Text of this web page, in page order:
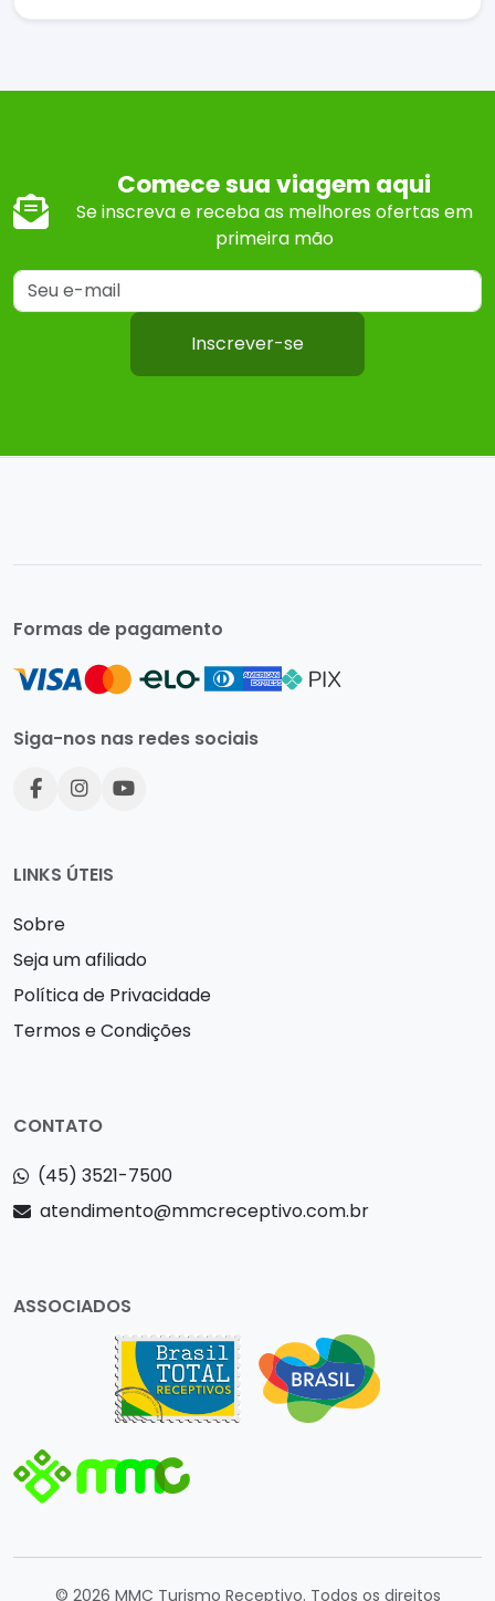
Comece sua viagem aqui
Se inscreva e receba as melhores ofertas em
primeira mão
Inscrever-se
Formas de pagamento
Siga-nos nas redes sociais
LINKS ÚTEIS
Sobre
Seja um afiliado
Política de Privacidade
Termos e Condições
CONTATO
(45) 3521-7500
atendimento@mmcreceptivo.com.br
ASSOCIADOS
© 2026 MMC Turismo Receptivo. Todos os direitos